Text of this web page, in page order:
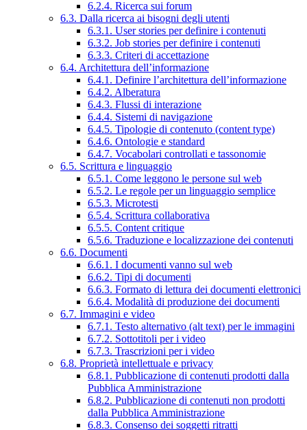
6.2.4. Ricerca sui forum
6.3. Dalla ricerca ai bisogni degli utenti
6.3.1. User stories per definire i contenuti
6.3.2. Job stories per definire i contenuti
6.3.3. Criteri di accettazione
6.4. Architettura dell’informazione
6.4.1. Definire l’architettura dell’informazione
6.4.2. Alberatura
6.4.3. Flussi di interazione
6.4.4. Sistemi di navigazione
6.4.5. Tipologie di contenuto (content type)
6.4.6. Ontologie e standard
6.4.7. Vocabolari controllati e tassonomie
6.5. Scrittura e linguaggio
6.5.1. Come leggono le persone sul web
6.5.2. Le regole per un linguaggio semplice
6.5.3. Microtesti
6.5.4. Scrittura collaborativa
6.5.5. Content critique
6.5.6. Traduzione e localizzazione dei contenuti
6.6. Documenti
6.6.1. I documenti vanno sul web
6.6.2. Tipi di documenti
6.6.3. Formato di lettura dei documenti elettronici
6.6.4. Modalità di produzione dei documenti
6.7. Immagini e video
6.7.1. Testo alternativo (alt text) per le immagini
6.7.2. Sottotitoli per i video
6.7.3. Trascrizioni per i video
6.8. Proprietà intellettuale e privacy
6.8.1. Pubblicazione di contenuti prodotti dalla
Pubblica Amministrazione
6.8.2. Pubblicazione di contenuti non prodotti
dalla Pubblica Amministrazione
6.8.3. Consenso dei soggetti ritratti